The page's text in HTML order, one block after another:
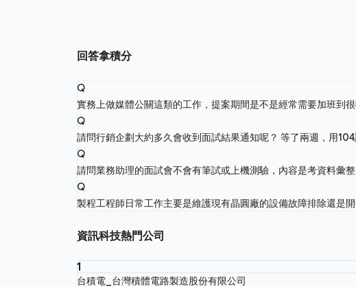
回答拿積分
Q
實務上做媒體公關這類的工作，提案期間是不是經常需要加班到很
Q
請問行銷企劃大約多久會收到面試結果通知呢？ 等了兩週，用
Q
請問業務助理的面試會不會有筆試或上機測驗，內容是考資料彙
Q
製程工程師日常工作主要是維護現有晶圓廠的設備故障排除還是
資訊科技熱門公司
1
台積電_台灣積體電路製造股份有限公司